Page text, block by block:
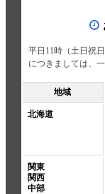
平日11時（土日祝
につきましては、
地域
北海道
関東
関西
中部